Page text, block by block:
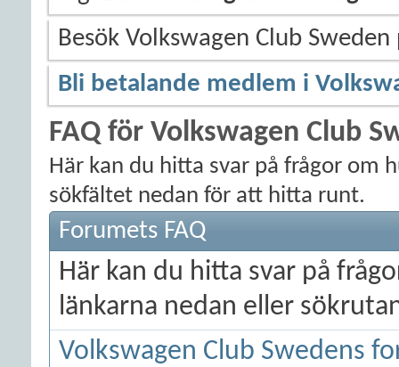
Besök Volkswagen Club
Bli betalande medlem i
FAQ för Volkswagen Club
Här kan du hitta svar på frågor om
sökfältet nedan för att hitta runt.
Forumets FAQ
Här kan du hitta svar på
länkarna nedan eller
Volkswagen Club Swedens